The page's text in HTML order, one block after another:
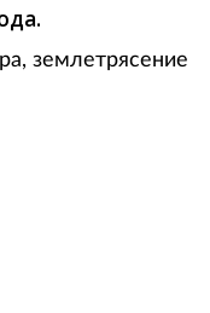
землетрясение